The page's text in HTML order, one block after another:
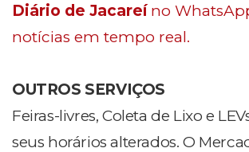
Diário de Jacareíno
notícias em tempo real.
OUTROS SERVIÇOS
Feiras-livres, Coleta de Lixo e
seus horários alterados. O